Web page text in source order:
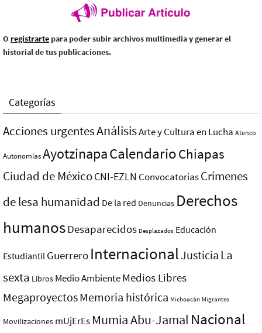
O registrarte para poder subir archivos multimedia y generar el
historial de tus publicaciones.
Categorías
Acciones urgentesAnálisisArte y Cultura en Lucha Atenco
AutonomíasAyotzinapaCalendarioChiapas
Ciudad de MéxicoCNI-EZLN ConvocatoriasCrímenes
de lesa humanidad De la red Denuncias Derechos
humanosDesaparecidos Desplazados Educación
Estudiantil Guerrero InternacionalJusticia La
sexta Libros Medio AmbienteMedios Libres
MegaproyectosMemoria histórica Michoacán Migrantes
Movilizaciones mUjErEs Mumia Abu-Jamal Nacional